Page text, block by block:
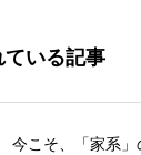
ている記事
今こそ、「家系